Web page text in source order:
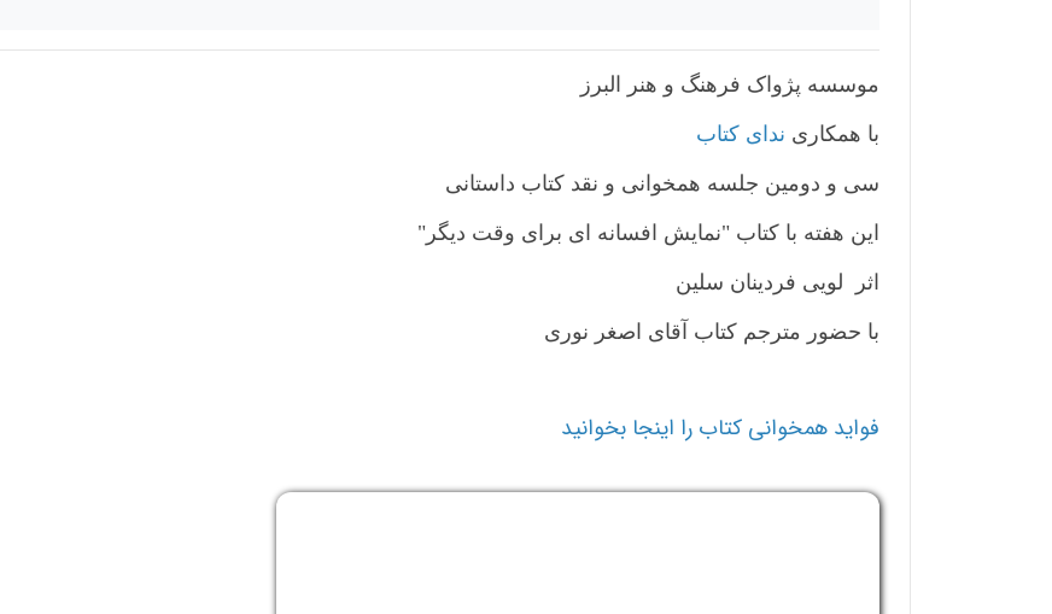
موسسه پژواک فرهنگ و هنر البرز
با همکاری ندای کتاب
سی و دومین جلسه همخوانی و نقد کتاب داستانی
این هفته با کتاب "نمایش افسانه ای برای وقت دیگر"
اثر لویی فردینان سلین
با حضور مترجم کتاب آقای اصغر نوری
فواید همخوانی کتاب را اینجا بخوانید